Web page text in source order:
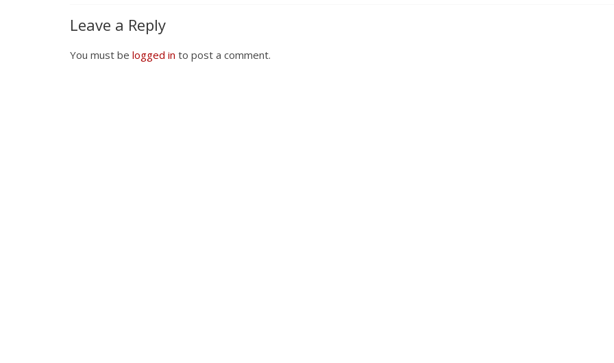
Leave a Reply
You must be logged in to post a comment.